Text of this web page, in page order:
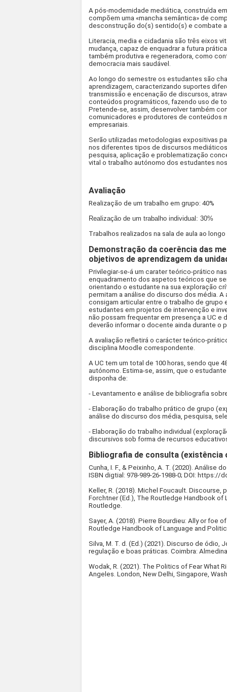
A pós-modernidade mediática, construída
compõem uma «mancha semântica» de
desconstrução do(s) sentido(s) e combate
Literacia, media e cidadania são três eixos
mudança, capaz de enquadrar a futura
também produtiva e regeneradora, como
democracia mais saudável.
Ao longo do semestre os estudantes são
aprendizagem, caracterizando suportes
transmissão e encenação de discursos,
conteúdos programáticos, fazendo uso de
Pretende-se, assim, desenvolver também
comunicadores e produtores de conteúdos
empresariais.
Serão utilizadas metodologias expositivas
nos diferentes tipos de discursos
pesquisa, aplicação e problematização
vital o trabalho autónomo dos estudantes
Avaliação
Realização de um trabalho em grupo: 40%
Realização de um trabalho individual: 30%
Trabalhos realizados na sala de aula ao
Demonstração da coerência das
objetivos de aprendizagem da
Privilegiar-se-á um carater teórico-prático
enquadramento dos aspetos teóricos que
orientando o estudante na sua exploração
permitam a análise do discurso dos média.
consigam articular entre o trabalho de grupo
estudantes em projetos de intervenção e
não possam frequentar em presença a UC
deverão informar o docente ainda durante o
A avaliação refletirá o carácter teórico-
disciplina Moodle correspondente.
A UC tem um total de 100 horas, sendo que
autónomo. Estima-se, assim, que o
disponha de:
- Levantamento e análise de bibliografia
- Elaboração do trabalho prático de grupo
análise do discurso dos média, pesquisa,
- Elaboração do trabalho individual
discursivos sob forma de recursos
Bibliografia de consulta
Cunha, I. F., & Peixinho, A. T. (2020). Análise
ISBN digtial: 978-989-26-1988-0; DOI: https://
Keller, R. (2018). Michel Foucault. Discourse,
Forchtner (Ed.), The Routledge Handbook of
Routledge.
Sayer, A. (2018). Pierre Bourdieu: Ally or foe
Routledge Handbook of Language and
Silva, M. T. d. (Ed.) (2021). Discurso de ódio,
regulação e boas práticas. Coimbra:
Wodak, R. (2021). The Politics of Fear What
Angeles. London, New Delhi, Singapore,